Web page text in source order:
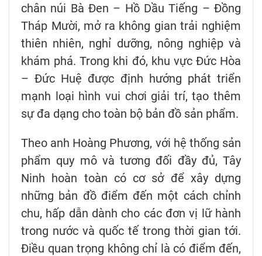
chân núi Bà Đen – Hồ Dầu Tiếng – Đồng
Tháp Mười, mở ra không gian trải nghiệm
thiên nhiên, nghỉ dưỡng, nông nghiệp và
khám phá. Trong khi đó, khu vực Đức Hòa
– Đức Huệ được định hướng phát triển
mạnh loại hình vui chơi giải trí, tạo thêm
sự đa dạng cho toàn bộ bản đồ sản phẩm.
Theo anh Hoàng Phương, với hệ thống sản
phẩm quy mô và tương đối đầy đủ, Tây
Ninh hoàn toàn có cơ sở để xây dựng
những bản đồ điểm đến một cách chỉnh
chu, hấp dẫn dành cho các đơn vị lữ hành
trong nước và quốc tế trong thời gian tới.
Điều quan trọng không chỉ là có điểm đến,